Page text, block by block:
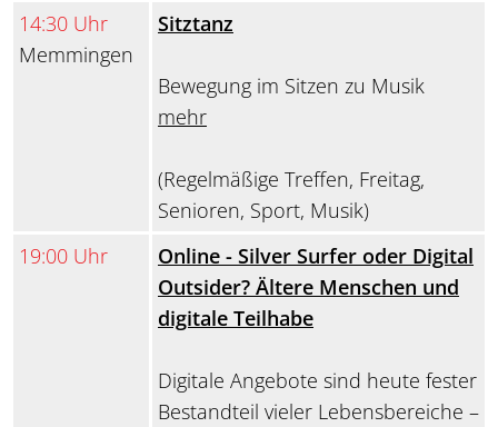
14:30 Uhr
Memmingen
Sitztanz
Bewegung im Sitzen zu Musik
mehr
(Regelmäßige Treffen, Freitag,
Senioren, Sport, Musik)
19:00 Uhr
Online - Silver Surfer oder Digital
Outsider? Ältere Menschen und
digitale Teilhabe
Digitale Angebote sind heute fester
Bestandteil vieler Lebensbereiche –